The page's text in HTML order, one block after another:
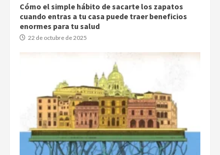
Cómo el simple hábito de sacarte los zapatos
cuando entras a tu casa puede traer beneficios
enormes para tu salud
22 de octubre de 2025